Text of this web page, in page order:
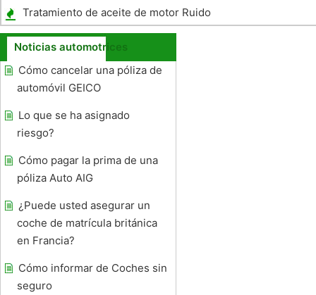
lateral o motocicleta en posición vertical
Tratamiento de aceite de motor Ruido
Noticias automotrices
Cómo cancelar una póliza de
automóvil GEICO
Lo que se ha asignado
riesgo?
Cómo pagar la prima de una
póliza Auto AIG
¿Puede usted asegurar un
coche de matrícula británica
en Francia?
Cómo informar de Coches sin
seguro